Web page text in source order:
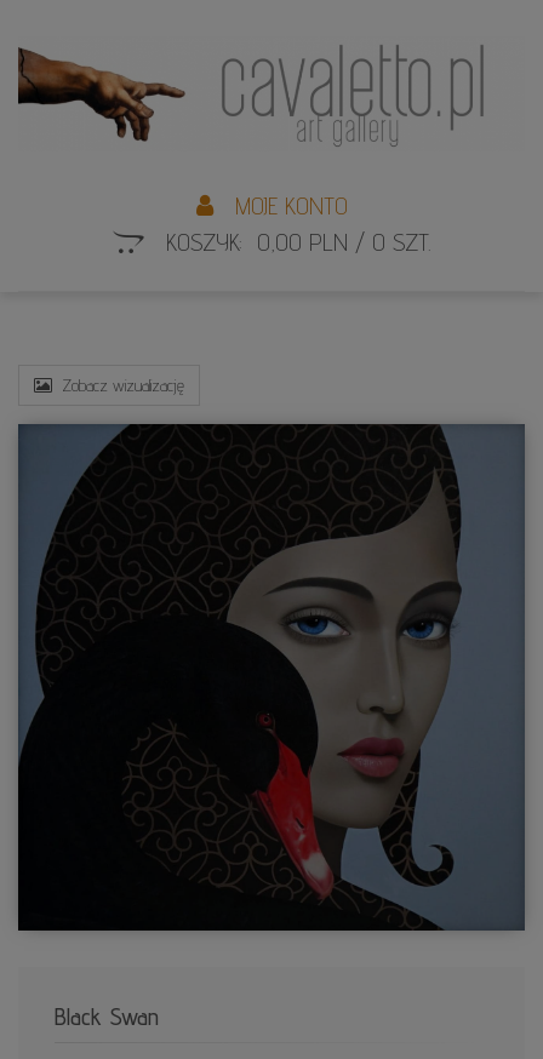
MOJE KONTO
KOSZYK: 0,00 PLN / 0 SZT.
Zobacz wizualizację
Black Swan